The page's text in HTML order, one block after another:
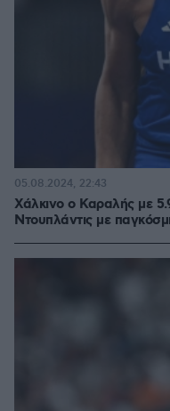
Χάλκινο ο Καραλής με
Ντουπλάντις με
05.08.2024, 22:43